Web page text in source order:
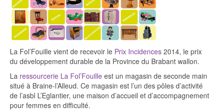
La Fol’Fouille vient de recevoir le Prix Incidences 2014, le prix
du développement durable de la Province du Brabant wallon.
La ressourcerie La Fol’Fouille est un magasin de seconde main
situé à Braine-l’Alleud. Ce magasin est l’un des pôles d’activité
de l’asbl L’Eglantier, une maison d’accueil et d’accompagnement
pour femmes en difficulté.